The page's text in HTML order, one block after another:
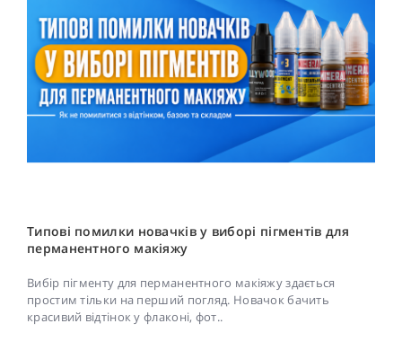
Типові помилки новачків у виборі пігментів для
перманентного макіяжу
Вибір пігменту для перманентного макіяжу здається
простим тільки на перший погляд. Новачок бачить
красивий відтінок у флаконі, фот..